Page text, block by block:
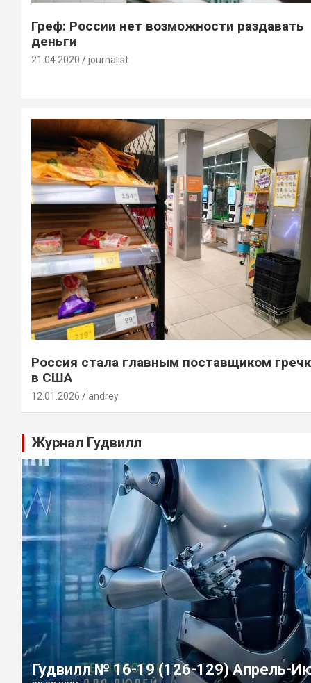
Греф: России нет возможности раздавать
деньги
21.04.2020 journalist
Россия стала главным поставщиком
в США
12.01.2026 andrey
Журнал Гудвилл
Гудвилл № 16-19 (126-129) Апрель-